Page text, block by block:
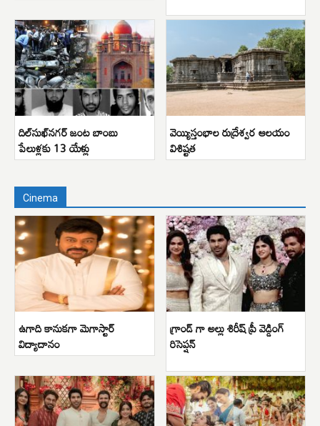
దిల్‌సుఖ్‌నగర్ జంట బాంబు
పేలుళ్లకు 13 యేళ్లు
వెయ్యిస్తంభాల రుద్రేశ్వర ఆలయం
విశిష్టత
Cinema
ఉగాది కానుకగా మెగాస్టార్
విద్యాదానం
గ్రాండ్ గా అల్లు శిరీష్ ప్రీ వెడ్డింగ్
రిసెప్షన్